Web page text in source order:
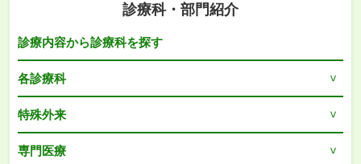
診療科・部門紹介
診療内容から診療科を探す
各診療科
特殊外来
専門医療